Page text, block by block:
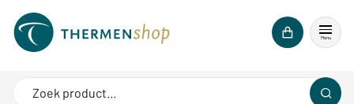
Menu